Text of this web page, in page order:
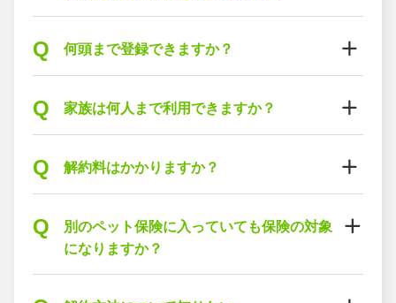
Q 何頭まで登録できますか？
Q 家族は何人まで利用できますか？
Q 解約料はかかりますか？
Q
別のペット保険に入っていても保険の対象
になりますか？